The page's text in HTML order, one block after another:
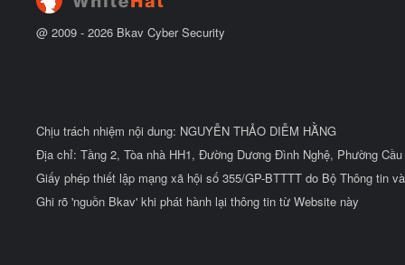
@ 2009 - 2026 Bkav Cyber Security
Chịu trách nhiệm nội dung: NGUYỄN THẢO DIỄM HẰNG
Địa chỉ: Tầng 2, Tòa nhà HH1, Đường Dương Đình Nghệ, Phường
Giấy phép thiết lập mạng xã hội số 355/GP-BTTTT do Bộ Thông tin
Ghi rõ 'nguồn Bkav' khi phát hành lại thông tin từ Website này